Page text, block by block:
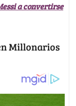
a convertirse
Millonarios